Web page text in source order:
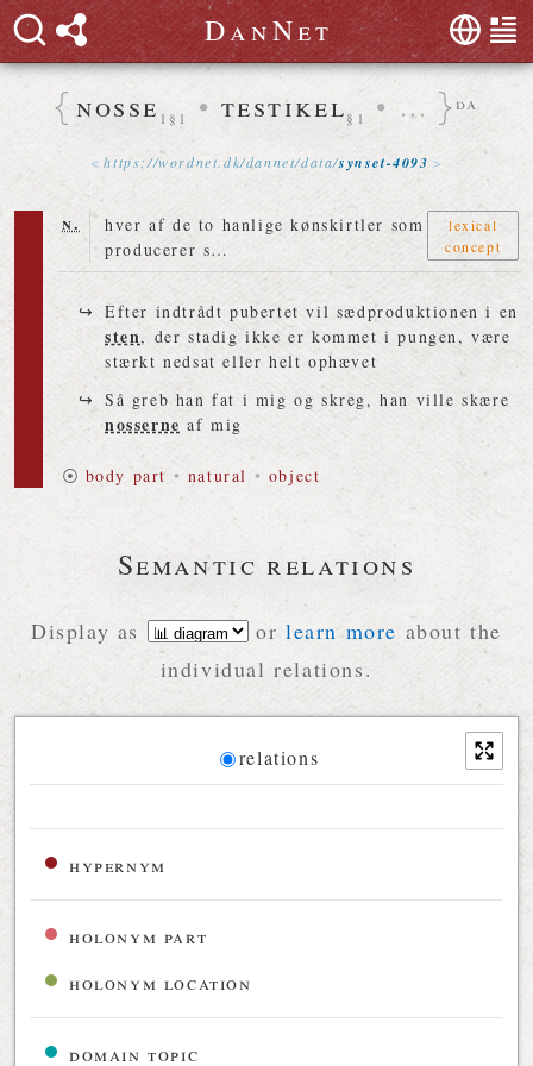
DanNet
nosse 1§1 •testikel§1 • … da
https://wordnet dk/dannet/data/synset-4093
n.
hver af de to hanlige kønskirtler som
producerer s…
lexical
concept
Efter indtrådt pubertet vil sædproduktionen i en
sten, der stadig ikke er kommet i pungen, være
stærkt nedsat eller helt ophævet
Så greb han fat i mig og skreg, han ville skære
nosserne af mig
⦿ body part • natural • object
Semantic relations
Display as or learn more about the
individual relations.
Diagram
relations
hypernym
holonym part
holonym location
domain topic